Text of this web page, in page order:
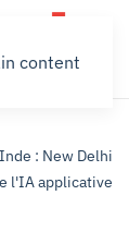
content
: New Delhi
l'IA applicative